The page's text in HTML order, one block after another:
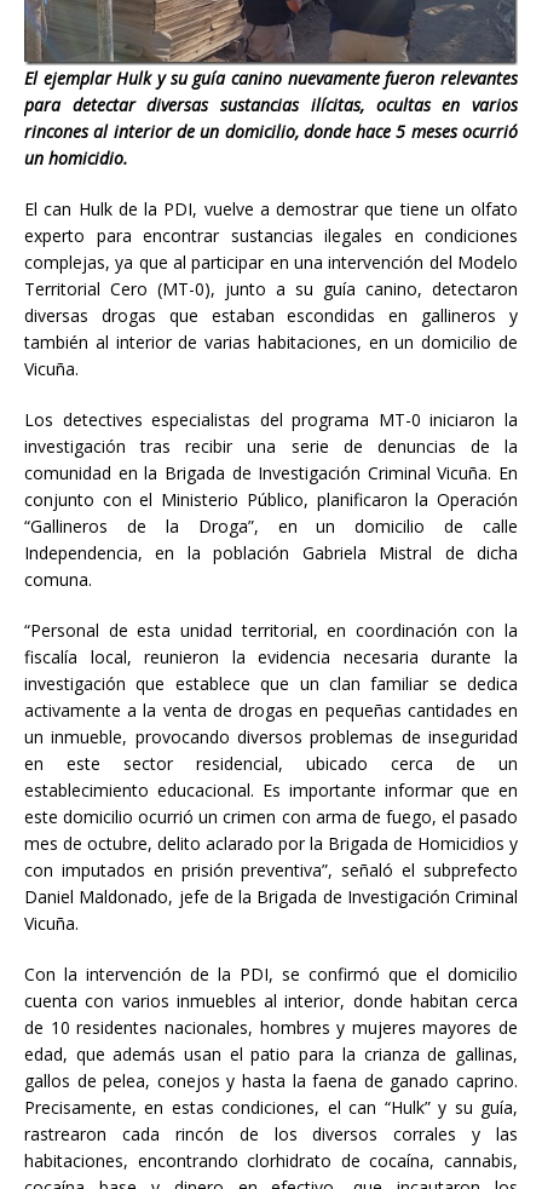
El ejemplar Hulk y su guía canino nuevamente fueron relevantes
para detectar diversas sustancias ilícitas, ocultas en varios
rincones al interior de un domicilio, donde hace 5 meses ocurrió
un homicidio.
El can Hulk de la PDI, vuelve a demostrar que tiene un olfato
experto para encontrar sustancias ilegales en condiciones
complejas, ya que al participar en una intervención del Modelo
Territorial Cero (MT-0), junto a su guía canino, detectaron
diversas drogas que estaban escondidas en gallineros y
también al interior de varias habitaciones, en un domicilio de
Vicuña.
Los detectives especialistas del programa MT-0 iniciaron la
investigación tras recibir una serie de denuncias de la
comunidad en la Brigada de Investigación Criminal Vicuña. En
conjunto con el Ministerio Público, planificaron la Operación
“Gallineros de la Droga”, en un domicilio de calle
Independencia, en la población Gabriela Mistral de dicha
comuna.
“Personal de esta unidad territorial, en coordinación con la
fiscalía local, reunieron la evidencia necesaria durante la
investigación que establece que un clan familiar se dedica
activamente a la venta de drogas en pequeñas cantidades en
un inmueble, provocando diversos problemas de inseguridad
en este sector residencial, ubicado cerca de un
establecimiento educacional. Es importante informar que en
este domicilio ocurrió un crimen con arma de fuego, el pasado
mes de octubre, delito aclarado por la Brigada de Homicidios y
con imputados en prisión preventiva”, señaló el subprefecto
Daniel Maldonado, jefe de la Brigada de Investigación Criminal
Vicuña.
Con la intervención de la PDI, se confirmó que el domicilio
cuenta con varios inmuebles al interior, donde habitan cerca
de 10 residentes nacionales, hombres y mujeres mayores de
edad, que además usan el patio para la crianza de gallinas,
gallos de pelea, conejos y hasta la faena de ganado caprino.
Precisamente, en estas condiciones, el can “Hulk” y su guía,
rastrearon cada rincón de los diversos corrales y las
habitaciones, encontrando clorhidrato de cocaína, cannabis,